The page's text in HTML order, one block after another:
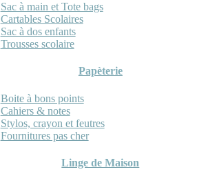
Sac à main et Tote bags
Cartables Scolaires
Sac à dos enfants
Trousses scolaire
Papèterie
Boite à bons points
Cahiers & notes
Stylos, crayon et feutres
Fournitures pas cher
Linge de Maison